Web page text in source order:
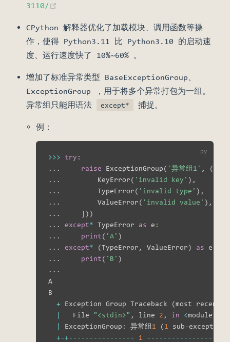
3110/
CPython 解释器优化了加载模块、调用函数等操
作，使得 Python3.11 比 Python3.10 的启动速
度、运行速度快了 10%~60% 。
增加了标准异常类型 BaseExceptionGroup、
ExceptionGroup ，用于将多个异常打包为一组。
异常组只能用语法
except* 捕捉。
例：
>>> try :
. . . raise ExceptionGroup( '异常组1' , (
. . .
         KeyError
( 'invalid key' ) ,
. . .
         TypeError
( 'invalid type' ) ,
. . .
         ValueError
( 'invalid value' ) ,
. . . ] ) )
. . . except* TypeError as e :
. . . print( 'A' )
. . . except* (TypeError , ValueError) as e
. . . print( 'B' )
. . .
A
B
+ Exception Group Traceback (most recent
   File
"<stdin>" , line 2 , in <module>
ExceptionGroup : 异常组1 (1 sub-exception
+-+---------------- 1 ----------------